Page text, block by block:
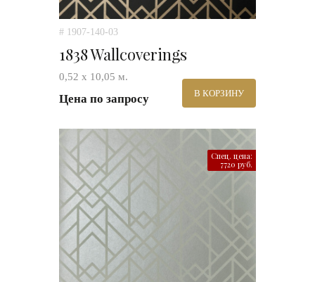
# 1907-140-03
1838 Wallcoverings
0,52 х 10,05 м.
Цена по запросу В КОРЗИНУ
Спец. цена:
7720 руб.